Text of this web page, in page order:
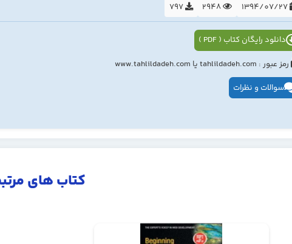
1394/07/27
2948
797
دانلود رایگان کتاب ( PDF )
رمز عبور : tahlildadeh.com یا www.tahlildadeh.com
سوالات و نظرات
کتاب های